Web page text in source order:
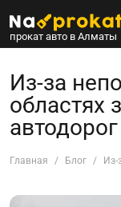
прокат авто в Алматы
Из-за
областях
автодорог
Главная Блог Из-